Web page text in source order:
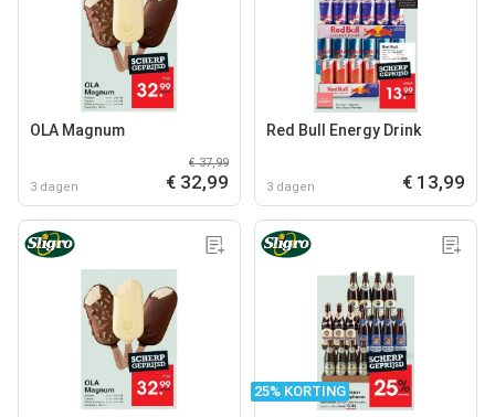
OLA Magnum
3 dagen
€ 37,99
€ 32,99
Red Bull Energy Drink
3 dagen € 13,99
25% KORTING